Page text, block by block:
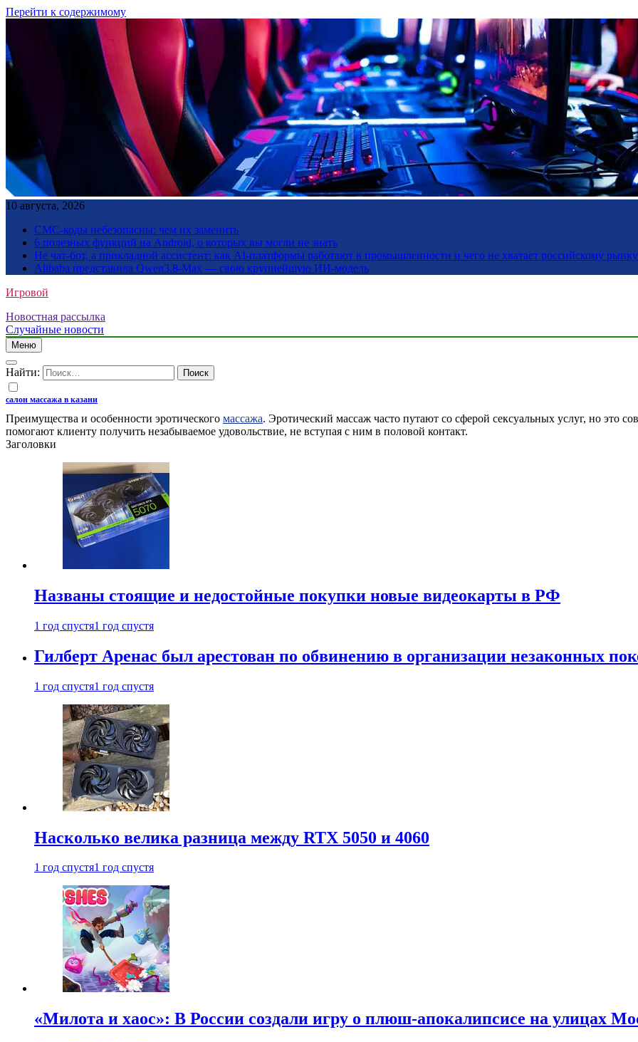
Перейти к содержимому
10 августа, 2026
СМС-коды небезопасны: чем их заменить
6 полезных функций на Android, о которых вы могли не знать
Не чат-бот, а прикладной ассистент: как AI-платформы работают в промышленности и чего не хватает российскому рынку
Alibaba представила Qwen3.8-Max — свою крупнейшую ИИ-модель
Игровой
Новостная рассылка
Случайные новости
Меню
Найти:
салон массажа в казани
Преимущества и особенности эротического массажа. Эротический массаж часто путают со сферой сексуальных услуг, но это
помогают клиенту получить незабываемое удовольствие, не вступая с ним в половой контакт.
Заголовки
Названы стоящие и недостойные покупки новые видеокарты в РФ
1 год спустя1 год спустя
Гилберт Аренас был арестован по обвинению в организации незаконных
1 год спустя1 год спустя
Насколько велика разница между RTX 5050 и 4060
1 год спустя1 год спустя
«Милота и хаос»: В России создали игру о плюш-апокалипсисе на улицах